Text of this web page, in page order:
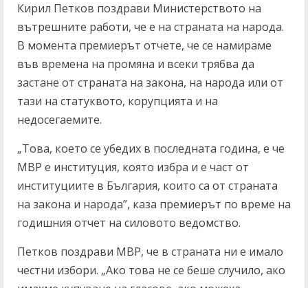
Кирил Петков поздрави Министерството на
вътрешните работи, че е на страната на народа.
В момента премиерът отчете, че се намираме
във времена на промяна и всеки трябва да
застане от страната на закона, на народа или от
тази на статуквото, корупцията и на
недосегаемите.
„Това, което се убедих в последната година, е че
МВР е институция, която избра и е част от
институциите в България, които са от страната
на закона и народа”, каза премиерът по време на
годишния отчет на силовото ведомство.
Петков поздрави МВР, че в страната ни е имало
честни избори. „Ако това не се беше случило, ако